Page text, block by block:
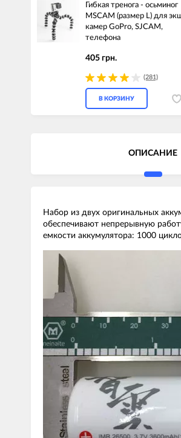
Гибкая тренога - осьминог
MSCAM (размер L) для
камер GoPro, SJCAM,
телефона
405 грн.
(281)
В КОРЗИНУ
ОПИСАНИЕ
Набор из двух оригинальных
обеспечивают непрерывную
емкости аккумулятора: 1000